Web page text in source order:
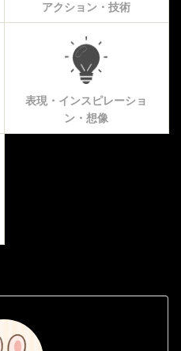
アクション・技術
表現・インスピレーショ
ン・想像